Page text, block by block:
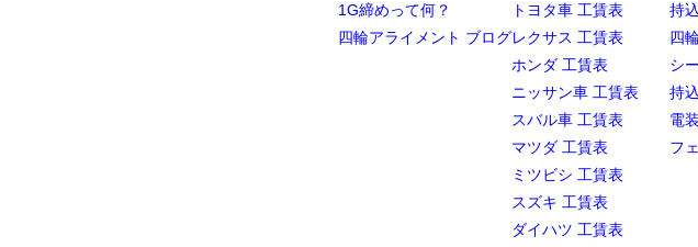
1G締めって何？
四輪アライメント ブログ
トヨタ車 工賃表
レクサス 工賃表
ホンダ 工賃表
ニッサン車 工賃表
スバル車 工賃表
マツダ 工賃表
ミツビシ 工賃表
スズキ 工賃表
ダイハツ 工賃表
持
四
シ
持
電
フ